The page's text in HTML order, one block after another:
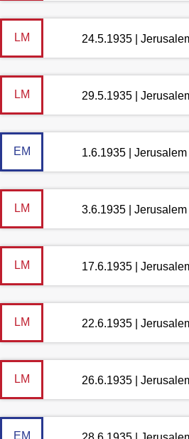
LM 24.5.1935 |
LM 29.5.1935 |
EM 1.6.1935 |
LM 3.6.1935 |
LM 17.6.1935 |
LM 22.6.1935 |
LM 26.6.1935 |
EM